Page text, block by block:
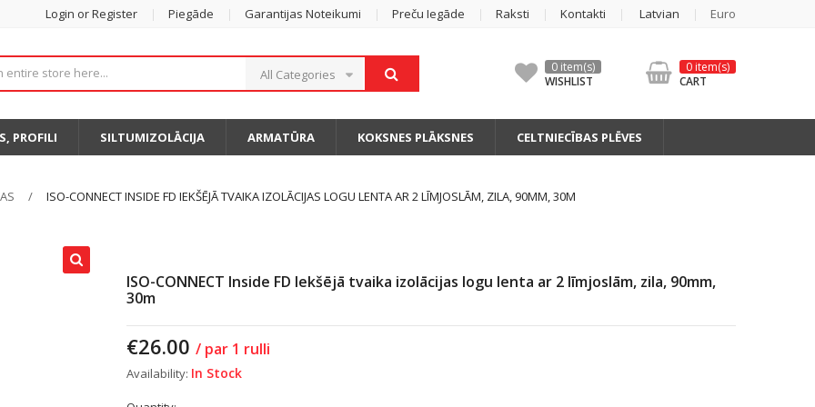
Login or Register Piegāde Garantijas Noteikumi Preču Iegāde Raksti Kontakti Latvian Euro
All Categories
0 item(s)
WISHLIST
0 item(s)
CART
PROFILI SILTUMIZOLĀCIJA ARMATŪRA KOKSNES PLĀKSNES CELTNIECĪBAS PLĒVES
ISO-CONNECT INSIDE FD IEKŠĒJĀ TVAIKA IZOLĀCIJAS LOGU LENTA AR 2 LĪMJOSLĀM, ZILA, 90MM, 30M
ISO-CONNECT Inside FD Iekšējā tvaika izolācijas logu lenta ar 2 līmjoslām, zila, 90mm,
30m
€26.00 / par 1 rulli
Availability: In Stock